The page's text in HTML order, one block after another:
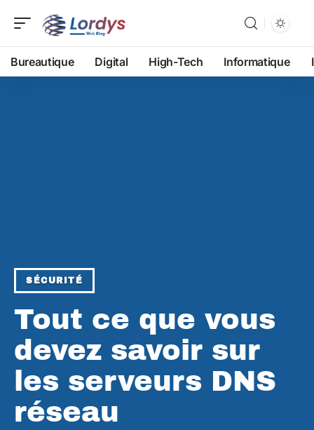
Bureautique Digital High-Tech Informatique
SÉCURITÉ
Tout ce que vous
devez savoir sur
les serveurs DNS
réseau